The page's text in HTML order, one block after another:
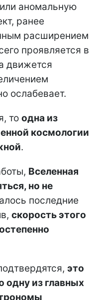
аномальную
ранее
расширением
проявляется в
движется
ослабевает.
то одна из
космологии
.
Вселенная
но не
последние
скорость этого
это
одну из главных